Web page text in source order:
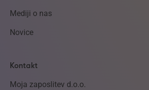
Mediji o nas
Novice
Kontakt
Moja zaposlitev d.o.o.